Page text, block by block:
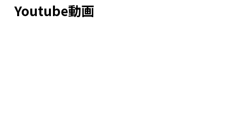
Youtube動画